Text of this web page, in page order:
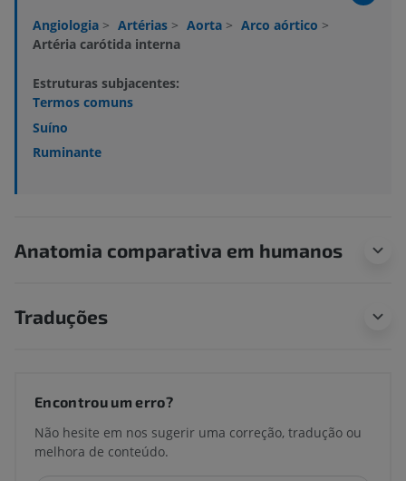
Angiologia > Artérias > Aorta > Arco aórtico >
Artéria carótida interna
Estruturas subjacentes:
Termos comuns
Suíno
Ruminante
Anatomia comparativa em humanos
Traduções
Encontrou um erro?
Não hesite em nos sugerir uma correção, tradução ou
melhora de conteúdo.